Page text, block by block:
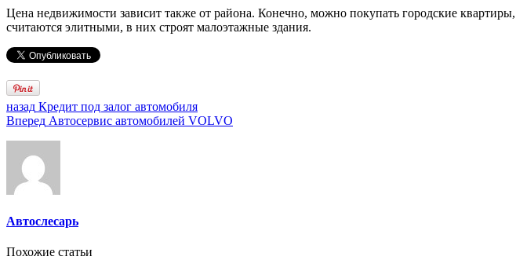
Цена недвижимости зависит также от района. Конечно, можно покупать городские
считаются элитными, в них строят малоэтажные здания.
назад Кредит под залог автомобиля
Вперед Автосервис автомобилей VOLVO
Автослесарь
Похожие статьи